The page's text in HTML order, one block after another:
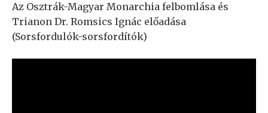
Az Osztrák-Magyar Monarchia felbomlása és
Trianon Dr. Romsics Ignác előadása
(Sorsfordulók-sorsfordítók)